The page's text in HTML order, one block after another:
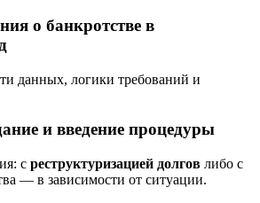
о банкротстве в
данных, логики требований и
и введение процедуры
с реструктуризацией долгов либо с
— в зависимости от ситуации.